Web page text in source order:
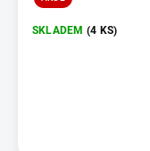
SKLADEM (4 KS)